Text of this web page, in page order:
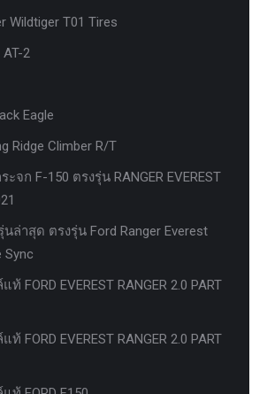
Wildtiger T01 Tires
2
Eagle
Ridge Climber R/T
จก F-150 ตรงรุ่น RANGER EVEREST
ล่าสุด ตรงรุ่น Ford Ranger Everest
Sync
FORD EVEREST RANGER 2.0 PART
FORD EVEREST RANGER 2.0 PART